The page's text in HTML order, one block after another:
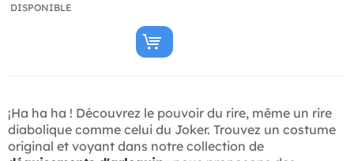
DISPONIBLE
¡Ha ha ha ! Découvrez le pouvoir du rire, même un rire
diabolique comme celui du Joker. Trouvez un costume
original et voyant dans notre collection de